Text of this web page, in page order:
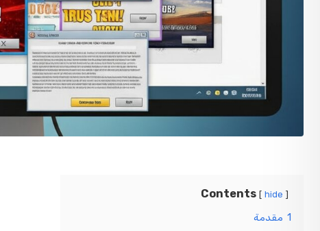
Contents hide
1 مقدمة